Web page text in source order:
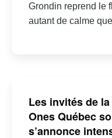
Grondin reprend le
autant de calme
Les invités de
Ones Québec
s’annonce